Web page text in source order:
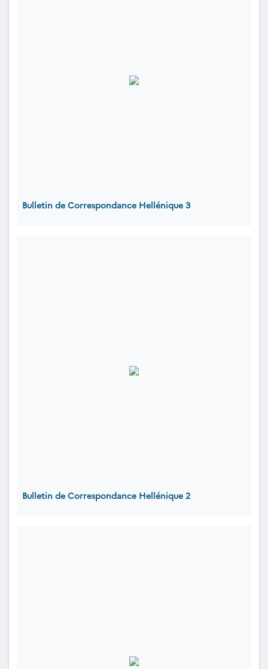
Bulletin de Correspondance Hellénique 3
Bulletin de Correspondance Hellénique 2